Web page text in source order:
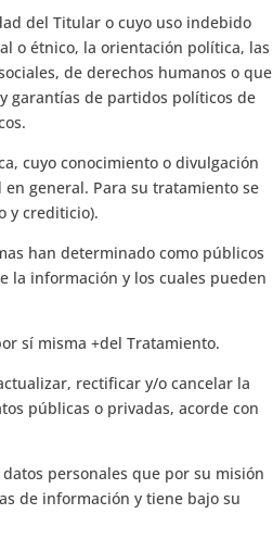
del Titular o cuyo uso indebido
o étnico, la orientación política, las
de derechos humanos o que
garantías de partidos políticos de
cuyo conocimiento o divulgación
general. Para su tratamiento se
y crediticio).
han determinado como públicos
la información y los cuales pueden
sí misma +del Tratamiento.
rectificar y/o cancelar la
públicas o privadas, acorde con
datos personales que por su misión
de información y tiene bajo su